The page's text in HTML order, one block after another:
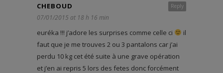
Reply
CHEBOUD
07/01/2015 at 18 h 16 min
euréka !!! j’adore les surprises comme celle ci
il
faut que je me trouves 2 ou 3 pantalons car j’ai
perdu 10 kg cet été suite à une grave opération
et j’en ai repris 5 lors des fetes donc forcément